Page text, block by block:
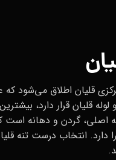
قلیان اطلاق می‌شود
قلیان قرار دارد،
اصلی، گردن و دهانه است
انتخاب درست تنه